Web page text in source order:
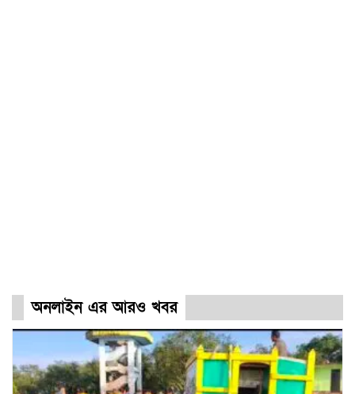
অনলাইন এর আরও খবর